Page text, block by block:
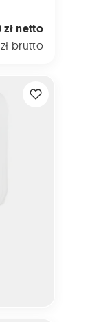
zł netto
brutto